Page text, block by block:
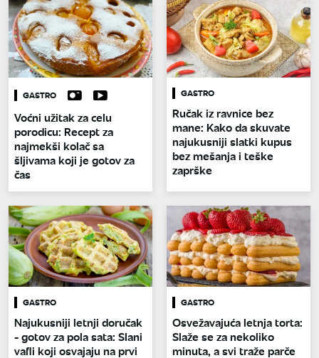
GASTRO
Voćni užitak za celu
porodicu: Recept za
najmekši kolač sa
šljivama koji je gotov za
čas
GASTRO
Ručak iz ravnice bez
mane: Kako da skuvate
najukusniji slatki kupus
bez mešanja i teške
zaprške
GASTRO
Najukusniji letnji doručak
- gotov za pola sata: Slani
vafli koji osvajaju na prvi
GASTRO
Osvežavajuća letnja torta:
Slaže se za nekoliko
minuta, a svi traže parče